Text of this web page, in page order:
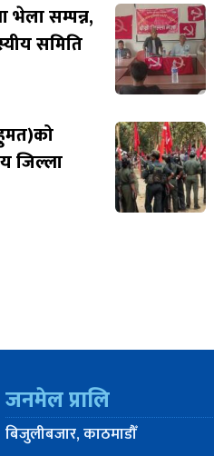
सम्पन्न,
समिति
जिल्ला
जनमेल प्रालि
बिजुलीबजार, काठमाडौँ